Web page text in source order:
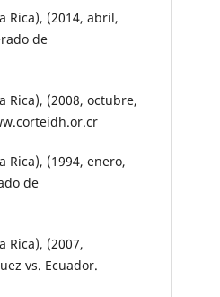
Rica), (2014, abril,
de
Rica), (2008, octubre,
Rica), (1994, enero,
de
Rica), (2007,
vs. Ecuador.